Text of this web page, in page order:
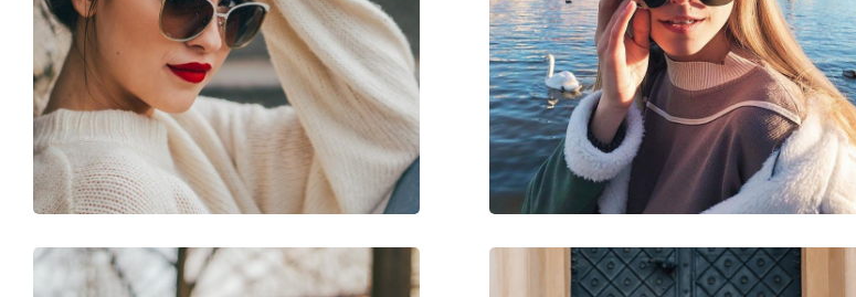
Bügellänge:
145 mm
Stegbreite:
16 mm
Gewicht:
165 g
Verstellbare Nasenpads:
Nein
Federscharnier:
Accessories
Reinigungstuch:
Ja